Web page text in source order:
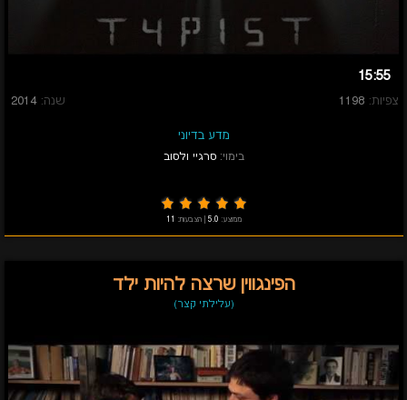
15:55
צפיות: 1198 שנה: 2014
מדע בדיוני
בימוי: סרגיי ולסוב
ממוצע: 5.0
|הצבעות: 11
הפינגווין שרצה להיות ילד
(עלילתי קצר)